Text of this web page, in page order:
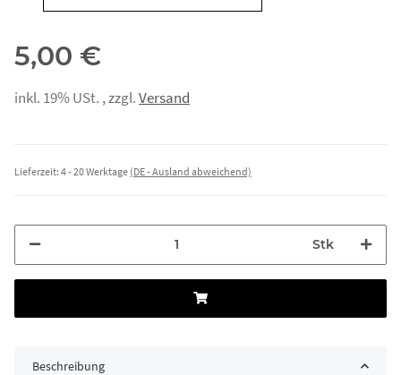
5,00 €
inkl. 19% USt. , zzgl.Versand
Lieferzeit: 4 - 20 Werktage (DE - Ausland abweichend)
Stk
Beschreibung